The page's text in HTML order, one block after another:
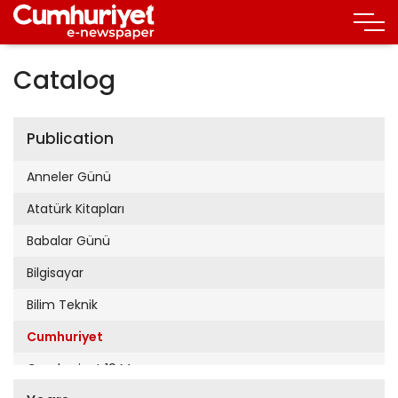
Catalog
Publication
Anneler Günü
Atatürk Kitapları
Babalar Günü
Bilgisayar
Bilim Teknik
Cumhuriyet
Cumhuriyet 19 Mayıs